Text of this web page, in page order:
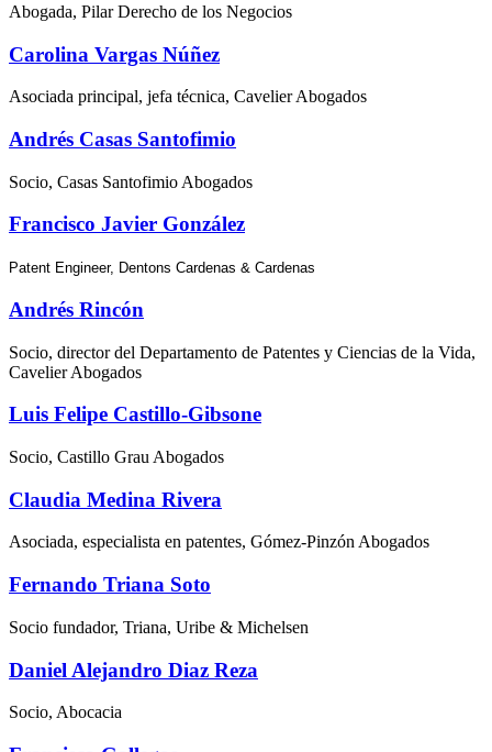
Abogada, Pilar Derecho de los Negocios
Carolina Vargas Núñez
Asociada principal, jefa técnica, Cavelier Abogados
Andrés Casas Santofimio
Socio, Casas Santofimio Abogados
Francisco Javier González
Patent Engineer, Dentons Cardenas & Cardenas
Andrés Rincón
Socio, director del Departamento de Patentes y Ciencias de la Vida,
Cavelier Abogados
Luis Felipe Castillo-Gibsone
Socio, Castillo Grau Abogados
Claudia Medina Rivera
Asociada, especialista en patentes, Gómez-Pinzón Abogados
Fernando Triana Soto
Socio fundador, Triana, Uribe & Michelsen
Daniel Alejandro Diaz Reza
Socio, Abocacia